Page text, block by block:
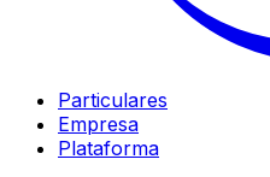
Particulares
Empresa
Plataforma